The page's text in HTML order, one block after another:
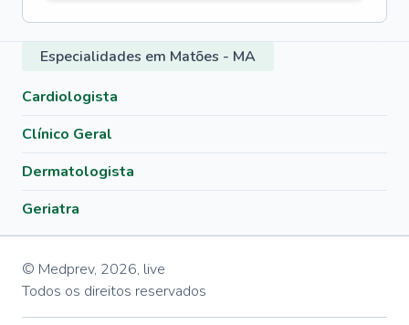
Especialidades em Matões - MA
Cardiologista
Clínico Geral
Dermatologista
Geriatra
© Medprev, 2026, live
Todos os direitos reservados